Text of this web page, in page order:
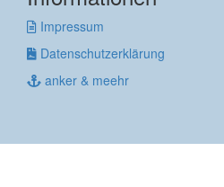
Impressum
Datenschutzerklärung
anker & meehr